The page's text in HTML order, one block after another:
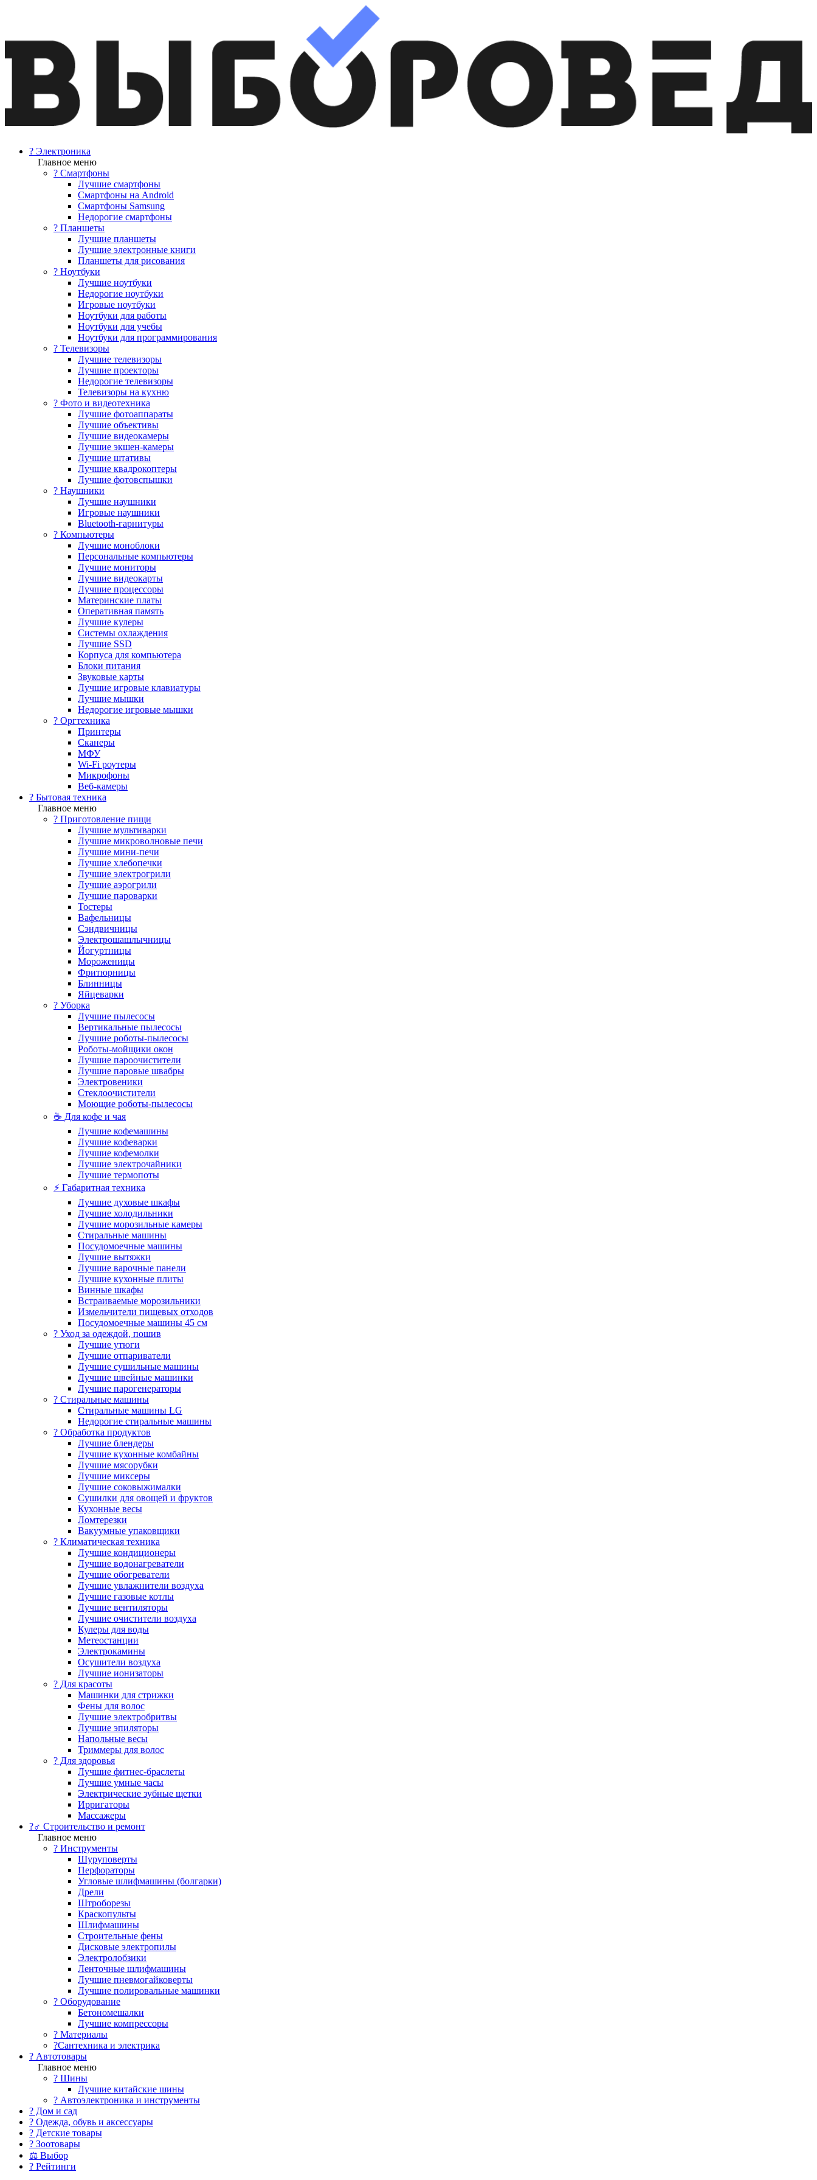
? Электроника
Главное меню
? Смартфоны
Лучшие смартфоны
Смартфоны на Android
Смартфоны Samsung
Недорогие смартфоны
? Планшеты
Лучшие планшеты
Лучшие электронные книги
Планшеты для рисования
? Ноутбуки
Лучшие ноутбуки
Недорогие ноутбуки
Игровые ноутбуки
Ноутбуки для работы
Ноутбуки для учебы
Ноутбуки для программирования
? Телевизоры
Лучшие телевизоры
Лучшие проекторы
Недорогие телевизоры
Телевизоры на кухню
? Фото и видеотехника
Лучшие фотоаппараты
Лучшие объективы
Лучшие видеокамеры
Лучшие экшен-камеры
Лучшие штативы
Лучшие квадрокоптеры
Лучшие фотовспышки
? Наушники
Лучшие наушники
Игровые наушники
Bluetooth-гарнитуры
?️ Компьютеры
Лучшие моноблоки
Персональные компьютеры
Лучшие мониторы
Лучшие видеокарты
Лучшие процессоры
Материнские платы
Оперативная память
Лучшие кулеры
Системы охлаждения
Лучшие SSD
Корпуса для компьютера
Блоки питания
Звуковые карты
Лучшие игровые клавиатуры
Лучшие мышки
Недорогие игровые мышки
?️ Оргтехника
Принтеры
Сканеры
МФУ
Wi-Fi роутеры
Микрофоны
Веб-камеры
? Бытовая техника
Главное меню
? Приготовление пищи
Лучшие мультиварки
Лучшие микроволновые печи
Лучшие мини-печи
Лучшие хлебопечки
Лучшие электрогрили
Лучшие аэрогрили
Лучшие пароварки
Тостеры
Вафельницы
Сэндвичницы
Электрошашлычницы
Йогуртницы
Мороженицы
Фритюрницы
Блинницы
Яйцеварки
? Уборка
Лучшие пылесосы
Вертикальные пылесосы
Лучшие роботы-пылесосы
Роботы-мойщики окон
Лучшие пароочистители
Лучшие паровые швабры
Электровеники
Стеклоочистители
Моющие роботы-пылесосы
☕ Для кофе и чая
Лучшие кофемашины
Лучшие кофеварки
Лучшие кофемолки
Лучшие электрочайники
Лучшие термопоты
⚡ Габаритная техника
Лучшие духовые шкафы
Лучшие холодильники
Лучшие морозильные камеры
Стиральные машины
Посудомоечные машины
Лучшие вытяжки
Лучшие варочные панели
Лучшие кухонные плиты
Винные шкафы
Встраиваемые морозильники
Измельчители пищевых отходов
Посудомоечные машины 45 см
? Уход за одеждой, пошив
Лучшие утюги
Лучшие отпариватели
Лучшие сушильные машины
Лучшие швейные машинки
Лучшие парогенераторы
? Стиральные машины
Стиральные машины LG
Недорогие стиральные машины
? Обработка продуктов
Лучшие блендеры
Лучшие кухонные комбайны
Лучшие мясорубки
Лучшие миксеры
Лучшие соковыжималки
Сушилки для овощей и фруктов
Кухонные весы
Ломтерезки
Вакуумные упаковщики
?️ Климатическая техника
Лучшие кондиционеры
Лучшие водонагреватели
Лучшие обогреватели
Лучшие увлажнители воздуха
Лучшие газовые котлы
Лучшие вентиляторы
Лучшие очистители воздуха
Кулеры для воды
Метеостанции
Электрокамины
Осушители воздуха
Лучшие ионизаторы
? Для красоты
Машинки для стрижки
Фены для волос
Лучшие электробритвы
Лучшие эпиляторы
Напольные весы
Триммеры для волос
? Для здоровья
Лучшие фитнес-браслеты
Лучшие умные часы
Электрические зубные щетки
Ирригаторы
Массажеры
?‍♂️ Строительство и ремонт
Главное меню
?️ Инструменты
Шуруповерты
Перфораторы
Угловые шлифмашины (болгарки)
Дрели
Штроборезы
Краскопульты
Шлифмашины
Строительные фены
Дисковые электропилы
Электролобзики
Ленточные шлифмашины
Лучшие пневмогайковерты
Лучшие полировальные машинки
?️ Оборудование
Бетономешалки
Лучшие компрессоры
? Материалы
?Сантехника и электрика
? Автотовары
Главное меню
? Шины
Лучшие китайские шины
? Автоэлектроника и инструменты
? Дом и сад
? Одежда, обувь и аксессуары
? Детские товары
? Зоотовары
⚖ Выбор
? Рейтинги